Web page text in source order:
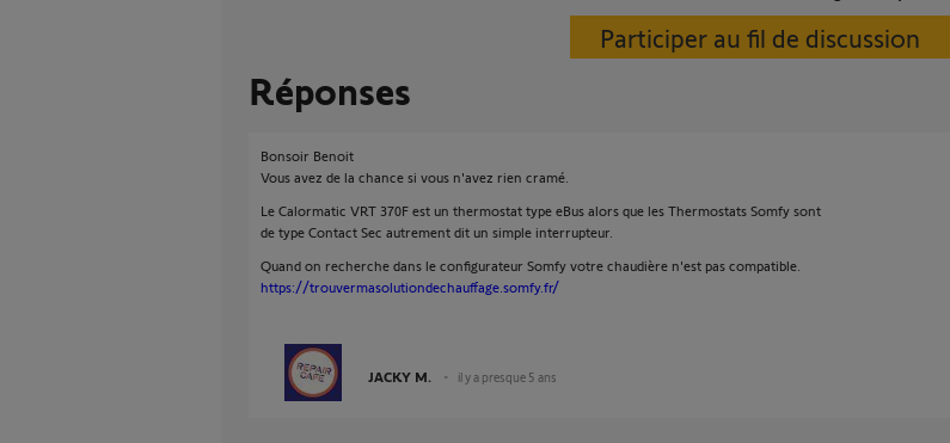
Participer au fil de discussion
Réponses
Bonsoir Benoit
Vous avez de la chance si vous n'avez rien cramé.
Le Calormatic VRT 370F est un thermostat type eBus alors que les Thermostats Somfy sont
de type Contact Sec autrement dit un simple interrupteur.
Quand on recherche dans le configurateur Somfy votre chaudière n'est pas compatible.
https://trouvermasolutiondechauffage.somfy.fr/
JACKY M. il y a presque 5 ans